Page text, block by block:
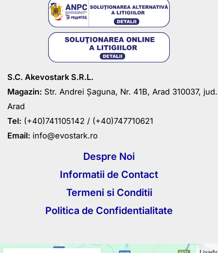
S.C. Akevostark S.R.L.
Magazin: Str. Andrei Șaguna, Nr. 41B, Arad 310037, jud.
Arad
Tel: (+40)741105142 / (+40)747710621
Email: info@evostark.ro
Despre Noi
Informatii de Contact
Termeni si Conditii
Politica de Confidentialitate